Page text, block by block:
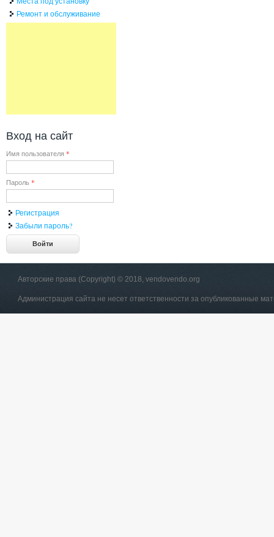
Ремонт и обслуживание
Вход на сайт
Имя пользователя *
Пароль *
Регистрация
Забыли пароль?
Авторские права (Copyright) © 2018, vendovendo.org
Администрация сайта не несет ответственности за опубликованные